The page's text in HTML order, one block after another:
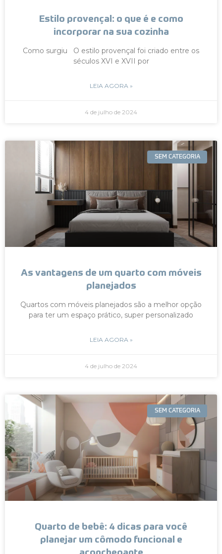
Estilo provençal: o que é e como
incorporar na sua cozinha
Como surgiu O estilo provençal foi criado entre os
séculos XVI e XVII por
LEIA AGORA »
4 de julho de 2024
SEM CATEGORIA
As vantagens de um quarto com móveis
planejados
Quartos com móveis planejados são a melhor opção
para ter um espaço prático, super personalizado
LEIA AGORA »
4 de julho de 2024
SEM CATEGORIA
Quarto de bebê: 4 dicas para você
planejar um cômodo funcional e